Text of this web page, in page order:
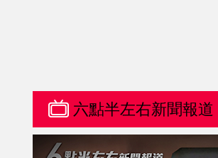
六點半左右新聞報道